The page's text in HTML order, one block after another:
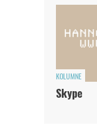
Solltest Du unsere
kannst Du uns mit
Paypal -
JETZT SPENDEN
KOLUMNE
Skype